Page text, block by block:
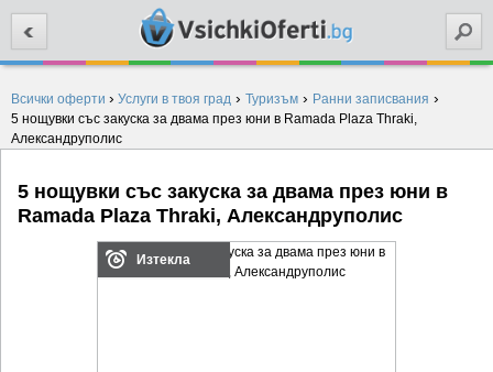
Всички оферти › Услуги в твоя град › Туризъм › Ранни записвания ›
5 нощувки със закуска за двама през юни в Ramada Plaza Thraki,
Александруполис
5 нощувки със закуска за двама през юни в
Ramada Plaza Thraki, Александруполис
Изтекла